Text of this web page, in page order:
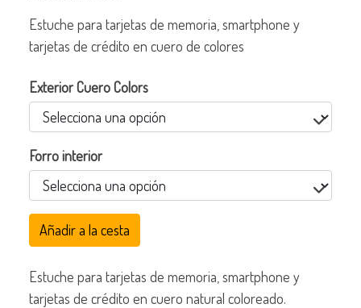
Estuche para tarjetas de memoria, smartphone y
tarjetas de crédito en cuero de colores
Exterior Cuero Colors
Forro interior
Añadir a la cesta
Estuche para tarjetas de memoria, smartphone y
tarjetas de crédito en cuero natural coloreado.